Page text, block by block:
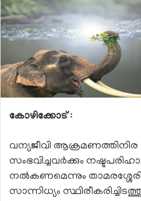
കോഴിക്കോട്:
വന്യജീവി
സംഭവിച്ചവർക്കും
നൽകണമെന്നും
സാന്നിധ്യം